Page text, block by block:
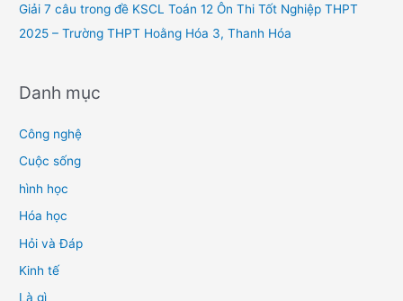
Giải 7 câu trong đề KSCL Toán 12 Ôn Thi Tốt Nghiệp THPT
2025 – Trường THPT Hoằng Hóa 3, Thanh Hóa
Danh mục
Công nghệ
Cuộc sống
hình học
Hóa học
Hỏi và Đáp
Kinh tế
Là gì